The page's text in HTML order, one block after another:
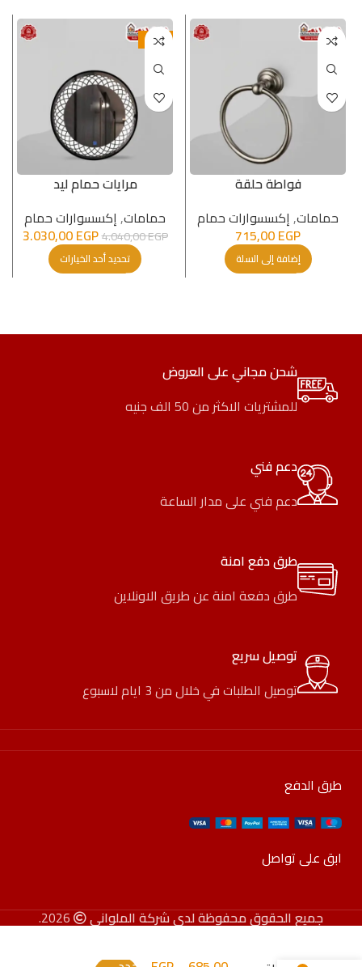
فواطة حلقة
حمامات,إكسسوارات حمام
715,00EGP
إضافة إلى السلة
-25%
مرايات حمام ليد
حمامات,إكسسوارات حمام
4.040,00EGP
3.030,00EGP
تحديد أحد الخيارات
شحن مجاني على العروض
للمشتريات الاكثر من 50 الف جنيه
دعم فني
دعم فني على مدار الساعة
طرق دفع امنة
طرق دفعة امنة عن طريق الاونلاين
توصيل سريع
توصيل الطلبات في خلال من 3 ايام لاسبوع
طرق الدفع
ابق على تواصل
جميع الحقوق محفوظة لدى شركة الملواني 2026.